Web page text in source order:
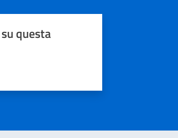
questa